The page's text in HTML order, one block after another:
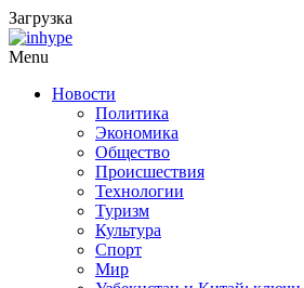
Загрузка
Menu
Новости
Политика
Экономика
Общество
Происшествия
Технологии
Туризм
Культура
Спорт
Мир